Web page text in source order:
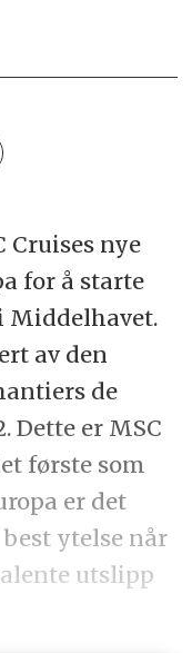
Cruises nye
for å starte
Middelhavet.
av den
de
Dette er MSC
første som
er det
ytelse når
utslipp